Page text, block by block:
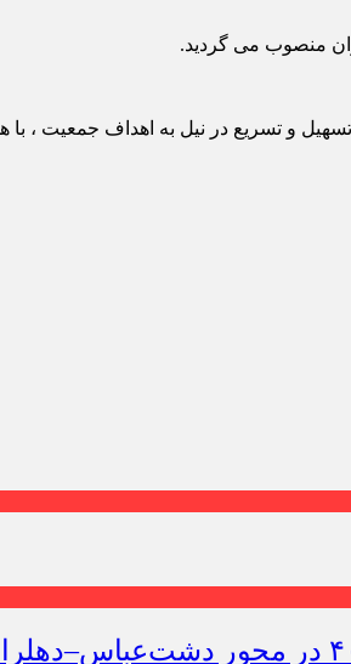
منصوب می گردید.
و تسریع در نیل به اهداف جمعیت ،